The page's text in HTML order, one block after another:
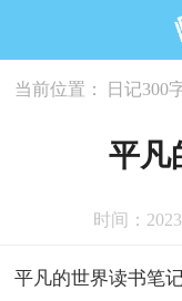
当前位置： 日记300
平凡
时间：
平凡的世界读书笔